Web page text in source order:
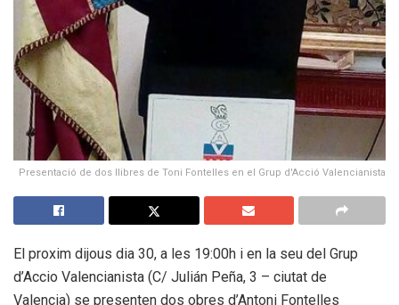
Presentació de dos llibres de Toni Fontelles en el Grup d'Acció Valencianista
El proxim dijous dia 30, a les 19:00h i en la seu del Grup
d’Accio Valencianista (C/ Julián Peña, 3 – ciutat de
Valencia) se presenten dos obres d’Antoni Fontelles